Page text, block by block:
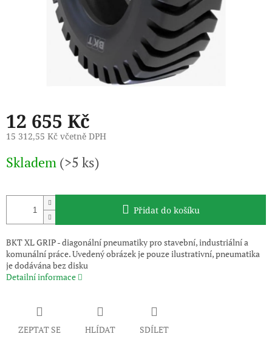
12 655 Kč
15 312,55 Kč včetně DPH
cena:
Skladem (>5 ks)
Přidat do košíku
BKT XL GRIP - diagonální pneumatiky pro stavební, industriální a
komunální práce. Uvedený obrázek je pouze ilustrativní, pneumatika
je dodávána bez disku
Detailní informace
ZEPTAT SE HLÍDAT SDÍLET